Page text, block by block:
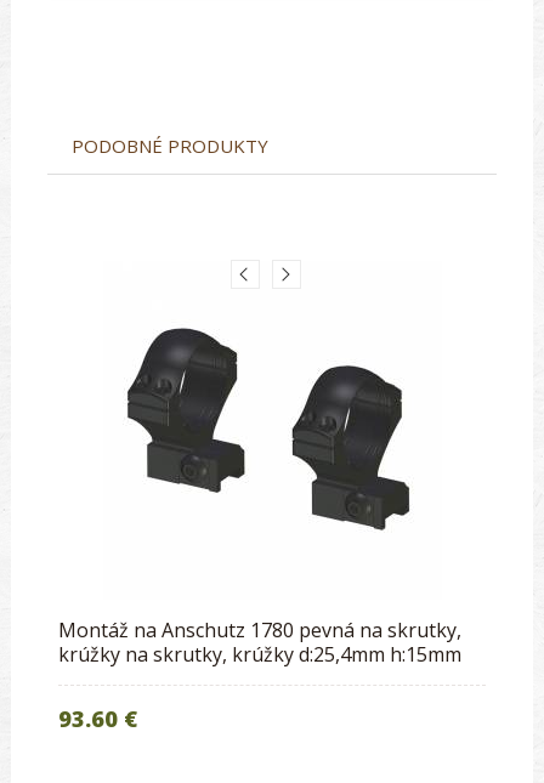
PODOBNÉ PRODUKTY
Montáž na Anschutz 1780 pevná na skrutky,
krúžky na skrutky, krúžky d:25,4mm h:15mm
93.60 €